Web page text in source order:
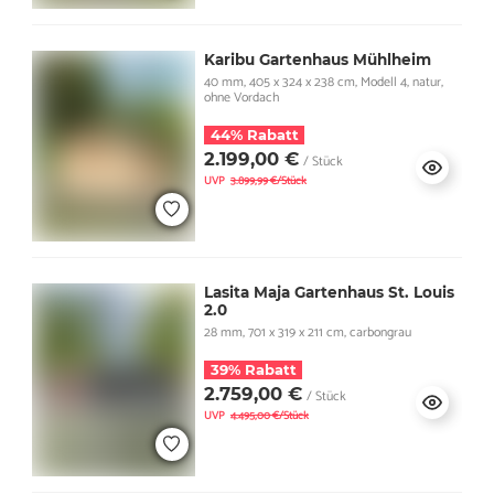
Karibu Gartenhaus Mühlheim
40 mm, 405 x 324 x 238 cm, Modell 4, natur,
ohne Vordach
44% Rabatt
2.199,00 € / Stück
UVP 3.899,99 €/Stück
Lasita Maja Gartenhaus St. Louis
2.0
28 mm, 701 x 319 x 211 cm, carbongrau
39% Rabatt
2.759,00 € / Stück
UVP 4.495,00 €/Stück